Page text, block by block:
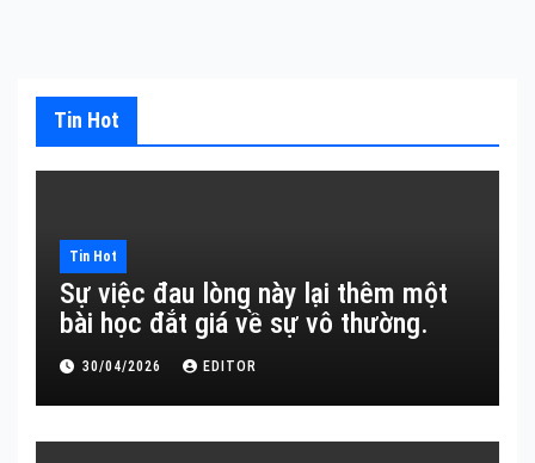
Tin Hot
Tin Hot
Sự việc đau lòng này lại thêm một
bài học đắt giá về sự vô thường.
30/04/2026 EDITOR